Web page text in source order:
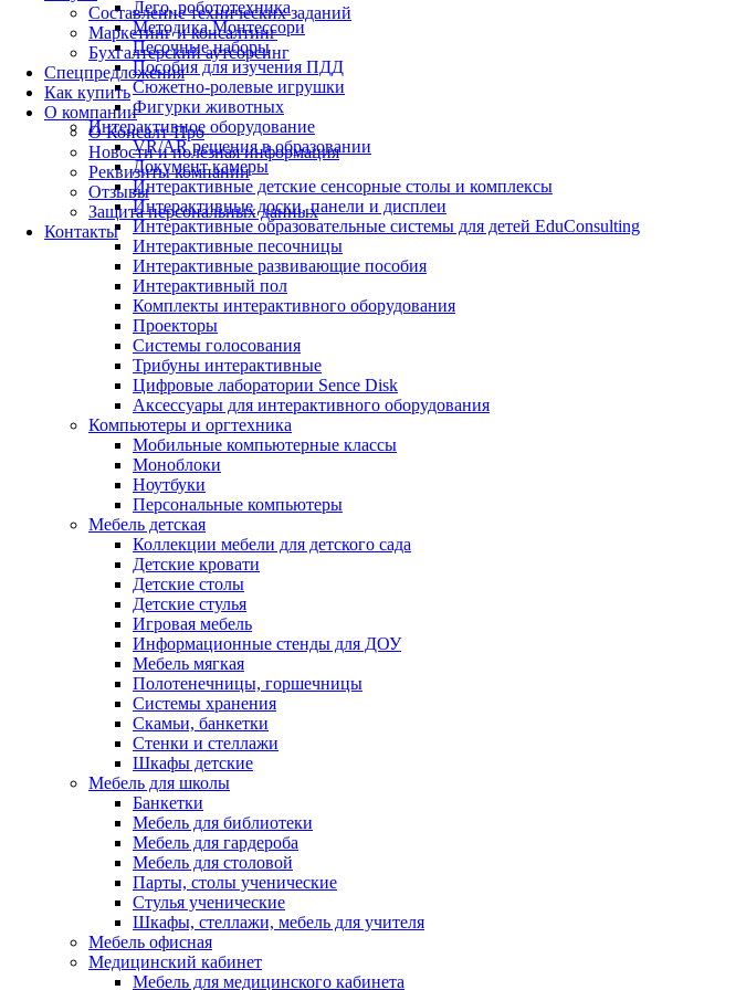
Составление технических заданий
Маркетинг и консалтинг
Бухгалтерский аутсорсинг
Спецпредложения
Как купить
О компании
О Консалт-Про
Новости и полезная информация
Реквизиты компании
Отзывы
Защита персональных данных
Контакты
Лего, робототехника
Методика Монтессори
Песочные наборы
Пособия для изучения ПДД
Сюжетно-ролевые игрушки
Фигурки животных
Интерактивное оборудование
VR/AR решения в образовании
Документ камеры
Интерактивные детские сенсорные столы и комплексы
Интерактивные доски, панели и дисплеи
Интерактивные образовательные системы для детей EduConsulting
Интерактивные песочницы
Интерактивные развивающие пособия
Интерактивный пол
Комплекты интерактивного оборудования
Проекторы
Системы голосования
Трибуны интерактивные
Цифровые лаборатории Sence Disk
Аксессуары для интерактивного оборудования
Компьютеры и оргтехника
Мобильные компьютерные классы
Моноблоки
Ноутбуки
Персональные компьютеры
Мебель детская
Коллекции мебели для детского сада
Детские кровати
Детские столы
Детские стулья
Игровая мебель
Информационные стенды для ДОУ
Мебель мягкая
Полотенечницы, горшечницы
Системы хранения
Скамьи, банкетки
Стенки и стеллажи
Шкафы детские
Мебель для школы
Банкетки
Мебель для библиотеки
Мебель для гардероба
Мебель для столовой
Парты, столы ученические
Стулья ученические
Шкафы, стеллажи, мебель для учителя
Мебель офисная
Медицинский кабинет
Мебель для медицинского кабинета